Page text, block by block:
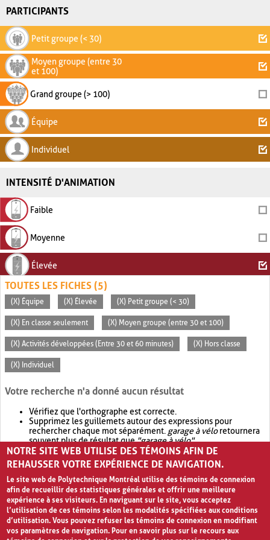
PARTICIPANTS
Petit groupe (< 30)
Moyen groupe (entre 30
et 100)
Grand groupe (> 100)
Équipe
Individuel
INTENSITÉ D'ANIMATION
Faible
Moyenne
Élevée
TOUTES LES FICHES (5)
(X) Équipe (X) Élevée (X) Petit groupe (< 30)
(X) En classe seulement (X) Moyen groupe (entre 30 et 100)
(X) Activités développées (Entre 30 et 60 minutes) (X) Hors classe
(X) Individuel
Votre recherche n'a donné aucun résultat
Vérifiez que l'orthographe est correcte.
Supprimez les guillemets autour des expressions pour
rechercher chaque mot séparément. garage à véloretournera
souvent plus de résultat que"garage à vélo".
Envisagez d'élargir votre recherche avec OR.garage OR vélo
retournera souvent plus de résultat quegarage à vélo
NOTRE SITE WEB UTILISE DES TÉMOINS AFIN DE
REHAUSSER VOTRE EXPÉRIENCE DE NAVIGATION.
Le site web de Polytechnique Montréal utilise des témoins de connexion
afin de recueillir des statistiques générales et offrir une meilleure
expérience à ses visiteurs. En naviguant sur le site, vous acceptez
l’utilisation de ces témoins selon les modalités spécifiées aux conditions
d’utilisation. Vous pouvez refuser les témoins de connexion en modifiant
vos paramètres de navigation. Pour en savoir plus sur le recours aux